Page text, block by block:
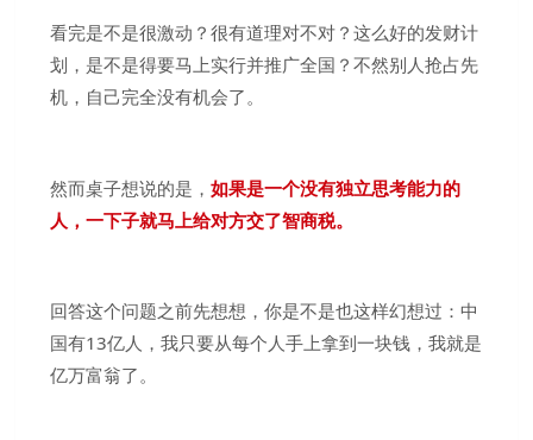
看完是不是很激动？很有道理对不对？这么好的发财计
划，是不是得要马上实行并推广全国？不然别人抢占先
机，自己完全没有机会了。
然而桌子想说的是，如果是一个没有独立思考能力的
人，一下子就马上给对方交了智商税。
回答这个问题之前先想想，你是不是也这样幻想过：中
国有13亿人，我只要从每个人手上拿到一块钱，我就是
亿万富翁了。